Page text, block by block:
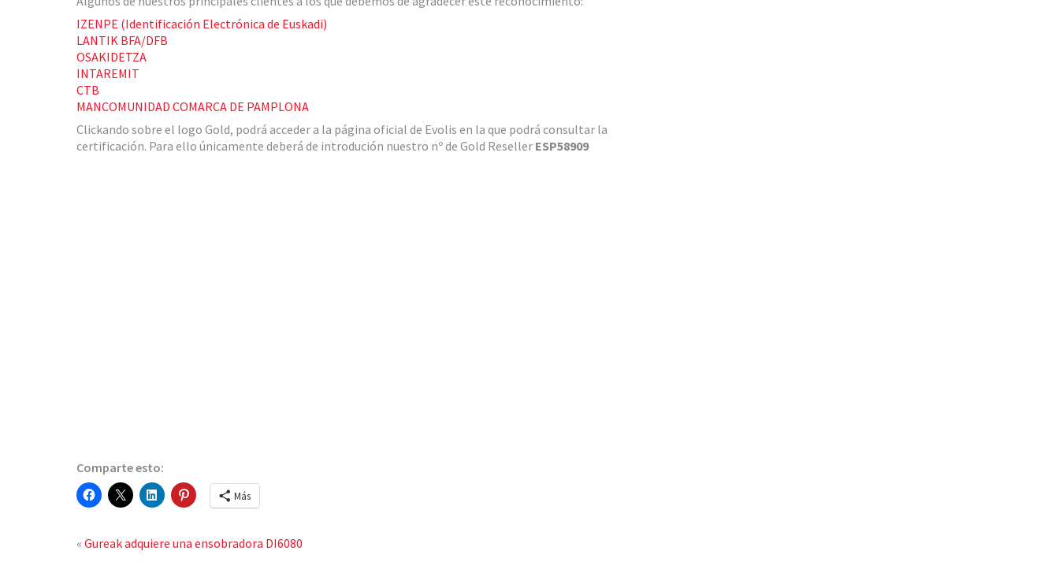
IZENPE (Identificación Electrónica de Euskadi)
LANTIK BFA/DFB
OSAKIDETZA
INTAREMIT
CTB
MANCOMUNIDAD COMARCA DE PAMPLONA
Clickando sobre el logo Gold, podrá acceder a la página oficial de Evolis en la que podrá consultar la
certificación. Para ello únicamente deberá de introdución nuestro nº de Gold Reseller ESP58909
Comparte esto:
Más
« Gureak adquiere una ensobradora DI6080